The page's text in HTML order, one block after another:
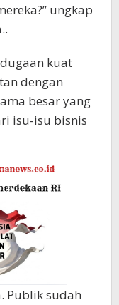
ungkap
kuat
dengan
besar yang
isu-isu bisnis
Publik sudah